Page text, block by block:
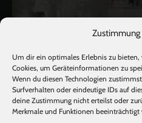
Um dir ein optimales Erlebnis zu
Cookies, um Geräteinformationen zu
Wenn du diesen Technologien
Surfverhalten oder eindeutige IDs auf
deine Zustimmung nicht erteilst oder
Merkmale und Funktionen beeinträchtigt
Mehr laden